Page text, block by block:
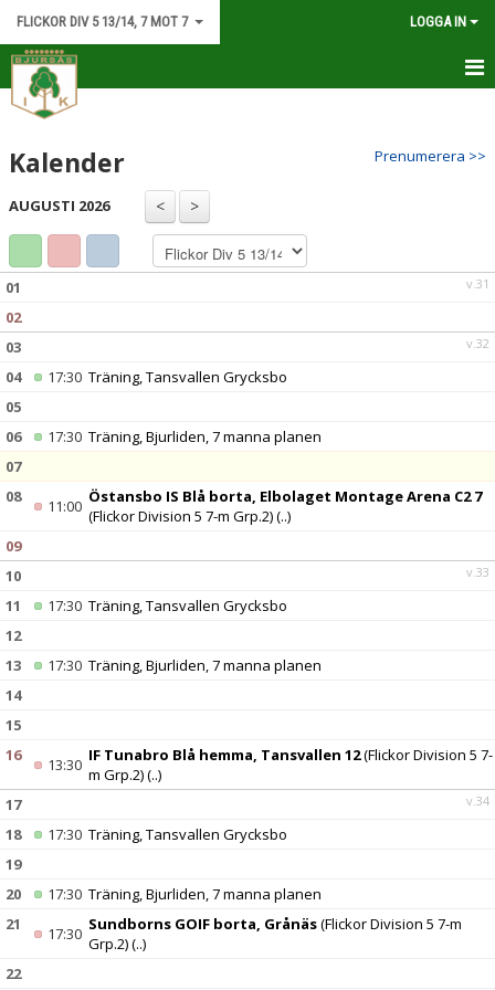
FLICKOR DIV 5 13/14, 7 MOT 7 LOGGA IN
HEM
NYHETER
KALENDER
BILDGALLERI
KONTAKT
Prenumerera >>
Kalender
AUGUSTI 2026
v.31
01
02
v.32
03
04
17:30 Träning, Tansvallen Grycksbo
05
06
17:30 Träning, Bjurliden, 7 manna planen
07
08
11:00 Östansbo IS Blå borta, Elbolaget Montage Arena C2 7
(Flickor Division 5 7-m Grp.2)(..)
09
v.33
10
11
17:30 Träning, Tansvallen Grycksbo
12
13
17:30 Träning, Bjurliden, 7 manna planen
14
15
16
13:30 IF Tunabro Blå hemma, Tansvallen 12(Flickor Division 5 7-
m Grp.2)(..)
v.34
17
18
17:30 Träning, Tansvallen Grycksbo
19
20
17:30 Träning, Bjurliden, 7 manna planen
21
17:30 Sundborns GOIF borta, Grånäs(Flickor Division 5 7-m
Grp.2)(..)
22